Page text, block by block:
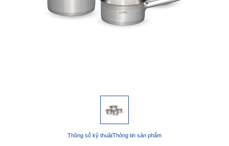
Thông số kỹ thuậtThông tin sản phẩm